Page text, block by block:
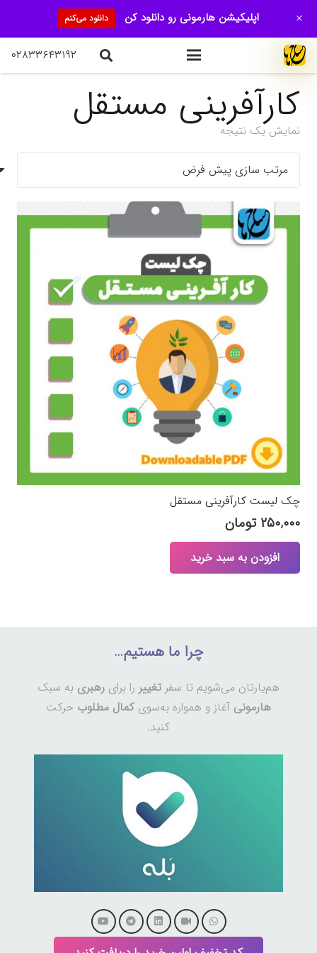
۰۲۸۳۳۶۴۳۱۹۲
کارآفرینی مستقل
نمایش یک نتیجه
چک لیست کارآفرینی مستقل
۲۵۰,۰۰۰ تومان
افزودن به سبد خرید
چرا ما هستیم…
هم‌یارتان می‌شویم تا سفر تغییر را برای رهبری به سبک
هارمونی آغاز و همواره به‌سوی کمال مطلوب حرکت
کنید.
اپلیکیشن هارمونی رو دانلود کن دانلود می‌کنم +